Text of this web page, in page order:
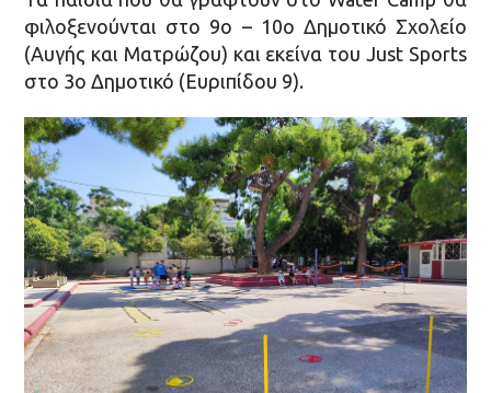
φιλοξενούνται στο 9ο – 10ο Δημοτικό Σχολείο
(Αυγής και Ματρώζου) και εκείνα του Just Sports
στο 3ο Δημοτικό (Ευριπίδου 9).